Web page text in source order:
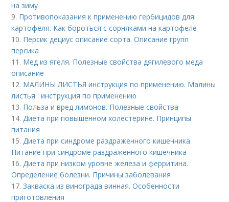
на зиму
9. Противопоказания к применению гербицидов для
картофеля. Как бороться с сорняками на картофеле
10. Персик дециус описание сорта. Описание групп
персика
11. Мед из ягеля. Полезные свойства дягилевого меда
описание
12. МАЛИНЫ ЛИСТЬЯ инструкция по применению. Малины
листья : инструкция по применению
13. Польза и вред лимонов. Полезные свойства
14.Диета при повышенном холестерине. Принципы
питания
15.Диета при синдроме раздраженного кишечника.
Питание при синдроме раздраженного кишечника
16.Диета при низком уровне железа и ферритина.
Определение болезни. Причины заболевания
17.Закваска из винограда винная. Особенности
приготовления